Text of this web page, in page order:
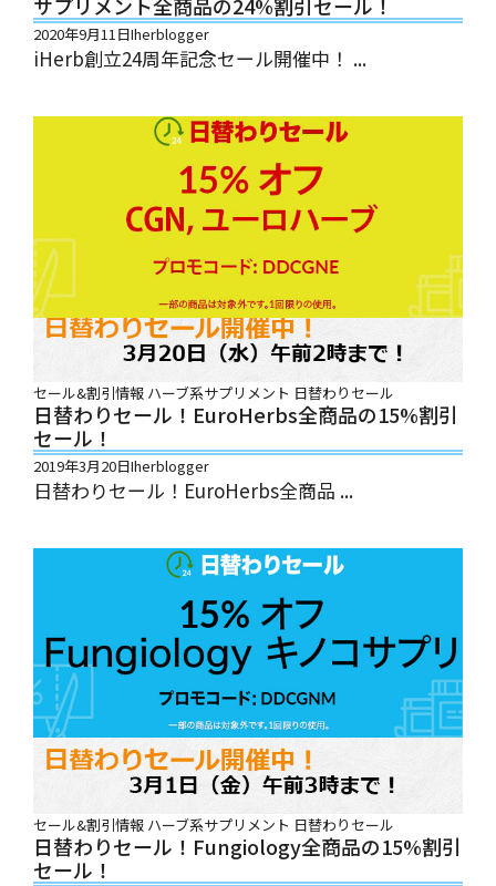
2020年9月11日Iherblogger
iHerb創立24周年記念セール開催中！ ...
セール&割引情報 ハーブ系サプリメント 日替わりセール
日替わりセール！EuroHerbs全商品の15%割引
セール！
2019年3月20日Iherblogger
日替わりセール！EuroHerbs全商品 ...
セール&割引情報 ハーブ系サプリメント 日替わりセール
日替わりセール！Fungiology全商品の15%割引
セール！